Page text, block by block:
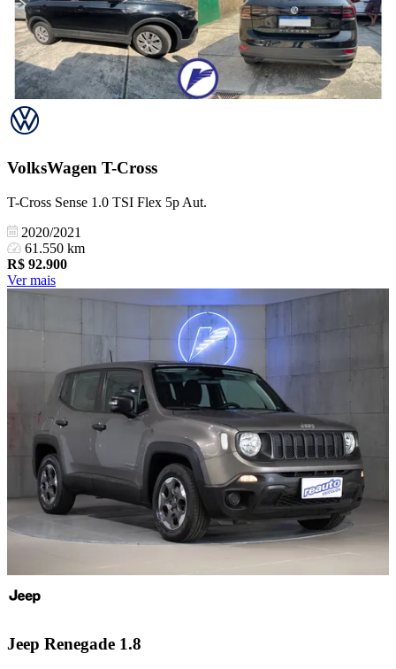
VolksWagen T-Cross
T-Cross Sense 1.0 TSI Flex 5p Aut.
2020/2021
61.550 km
R$ 92.900
Ver mais
Jeep Renegade 1.8